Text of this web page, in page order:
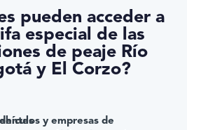
pueden acceder a
especial de las
de peaje Río
y El Corzo?
y empresas de